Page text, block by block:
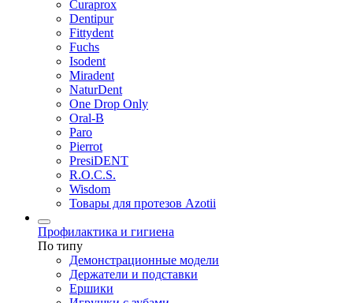
Curaprox
Dentipur
Fittydent
Fuchs
Isodent
Miradent
NaturDent
One Drop Only
Oral-B
Paro
Pierrot
PresiDENT
R.O.C.S.
Wisdom
Товары для протезов Azotii
Профилактика и гигиена
По типу
Демонстрационные модели
Держатели и подставки
Ершики